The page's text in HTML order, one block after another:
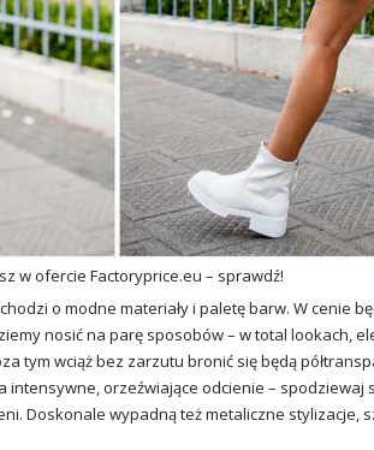
w ofercie Factoryprice.eu – sprawdź!
o modne materiały i paletę barw. W cenie
nosić na parę sposobów – w total lookach,
tym wciąż bez zarzutu bronić się będą
orzeźwiające odcienie – spodziewaj
Doskonale wypadną też metaliczne stylizacje,